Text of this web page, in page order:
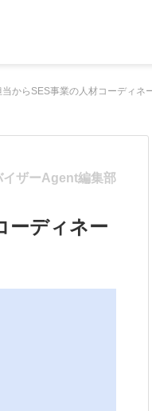
からSES事業の人材コーディネ
イザーAgent編集部
ーディネー